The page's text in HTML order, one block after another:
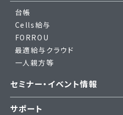
台帳
Cells給与
FORROU
最適給与クラウド
一人親方等
セミナー・イベント情報
サポート